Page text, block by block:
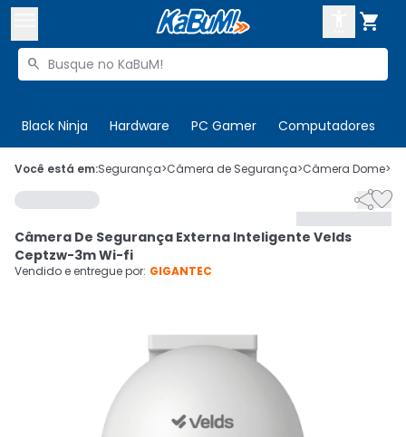

Buscar produtos

Black Ninja Hardware PC Gamer Computadores
 Olá. Acesse sua conta
 Departamentos
Cupons
CADASTRE-SE
Você está em:Segurança>Câmera de Segurança>Câmera Dome>

Câmera De Segurança Externa Inteligente Velds
Ceptzw-3m Wi-fi
Vendido e entregue por: GIGANTEC